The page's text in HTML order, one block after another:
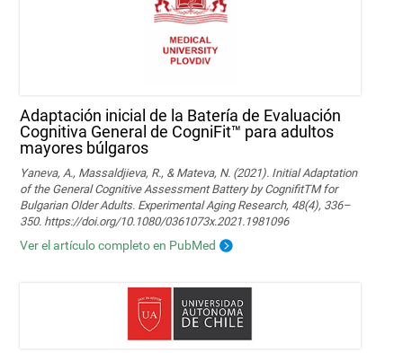
Adaptación inicial de la Batería de Evaluación
Cognitiva General de CogniFit™ para adultos
mayores búlgaros
Yaneva, A., Massaldjieva, R., & Mateva, N. (2021). Initial Adaptation
of the General Cognitive Assessment Battery by CognifitTM for
Bulgarian Older Adults. Experimental Aging Research, 48(4), 336–
350. https://doi.org/10.1080/0361073x.2021.1981096
Ver el artículo completo en PubMed